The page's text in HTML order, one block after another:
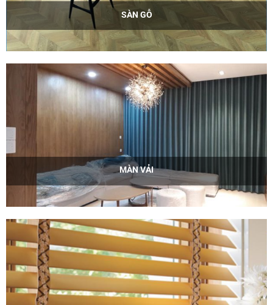
SÀN GỖ
MÀN VẢI